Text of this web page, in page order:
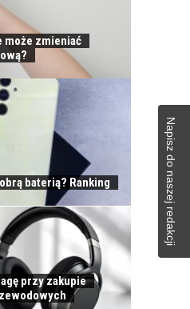
może zmieniać
baterią? Ranking
przy zakupie
Napisz do naszej redakcji